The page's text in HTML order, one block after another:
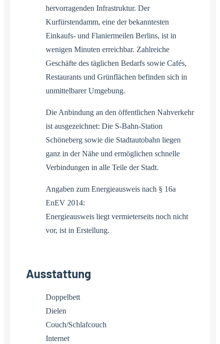
hervorragenden Infrastruktur. Der
Kurfürstendamm, eine der bekanntesten
Einkaufs- und Flaniermeilen Berlins, ist in
wenigen Minuten erreichbar. Zahlreiche
Geschäfte des täglichen Bedarfs sowie Cafés,
Restaurants und Grünflächen befinden sich in
unmittelbarer Umgebung.
Die Anbindung an den öffentlichen Nahverkehr
ist ausgezeichnet: Die S-Bahn-Station
Schöneberg sowie die Stadtautobahn liegen
ganz in der Nähe und ermöglichen schnelle
Verbindungen in alle Teile der Stadt.
Angaben zum Energieausweis nach § 16a
EnEV 2014:
Energieausweis liegt vermieterseits noch nicht
vor, ist in Erstellung.
Ausstattung
Doppelbett
Dielen
Couch/Schlafcouch
Internet